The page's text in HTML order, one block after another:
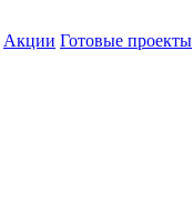
Акции Готовые проекты